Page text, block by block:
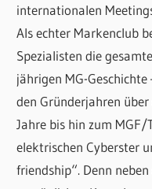
internationalen
Als echter Markenclub
Spezialisten die
jährigen MG-
den Gründerjahren
Jahre bis hin zum MGF/
elektrischen Cyberster
friendship“. Denn